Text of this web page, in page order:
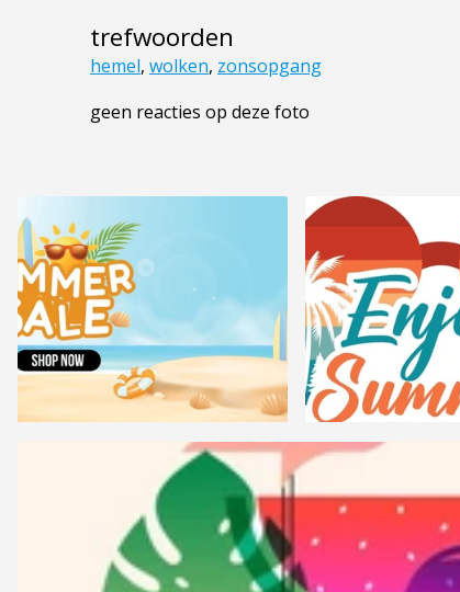
trefwoorden
hemel, wolken, zonsopgang
geen reacties op deze foto